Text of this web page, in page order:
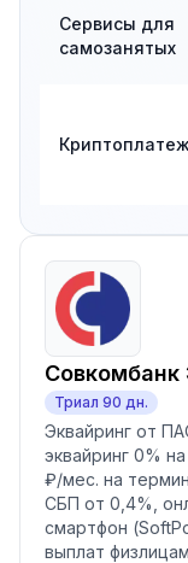
Сервисы для
самозанятых
Совкомбанк
Триал 90 дн.
Эквайринг от
эквайринг 0%
₽/мес. на
СБП от 0,4%,
смартфон
выплат физлицам